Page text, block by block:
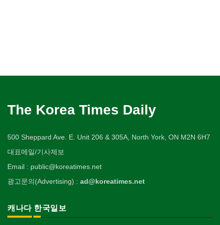
The Korea Times Daily
500 Sheppard Ave. E. Unit 206 & 305A, North York, ON M2N 6H7
대표메일/기사제보
Email : public@koreatimes.net
광고문의(Advertising) : ad@koreatimes.net
캐나다 한국일보